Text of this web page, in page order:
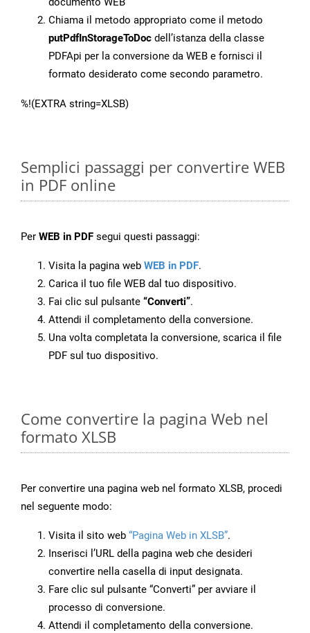
Chiama il metodo appropriato come il metodo
putPdfInStorageToDoc dell’istanza della classe
PDFApi per la conversione da WEB e fornisci il
formato desiderato come secondo parametro.
%!(EXTRA string=XLSB)
Semplici passaggi per convertire WEB
in PDF online
Per WEB in PDF segui questi passaggi:
Visita la pagina web WEB in PDF.
Carica il tuo file WEB dal tuo dispositivo.
Fai clic sul pulsante “Converti”.
Attendi il completamento della conversione.
Una volta completata la conversione, scarica il file
PDF sul tuo dispositivo.
Come convertire la pagina Web nel
formato XLSB
Per convertire una pagina web nel formato XLSB, procedi
nel seguente modo:
Visita il sito web “Pagina Web in XLSB”.
Inserisci l’URL della pagina web che desideri
convertire nella casella di input designata.
Fare clic sul pulsante “Converti” per avviare il
processo di conversione.
Attendi il completamento della conversione.